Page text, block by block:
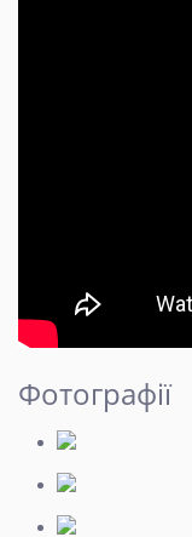
Фотографії